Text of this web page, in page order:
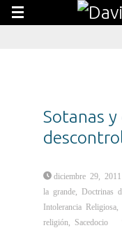
Sotanas y
diciembre 29, 2011
la grande
Doctrinas
Intolerancia Religiosa
religión
Sacedocio